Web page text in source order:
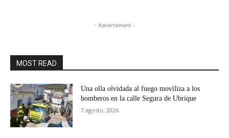
- Advertisment -
MOST READ
Una olla olvidada al fuego moviliza a los
bomberos en la calle Segura de Ubrique
7 agosto, 2026